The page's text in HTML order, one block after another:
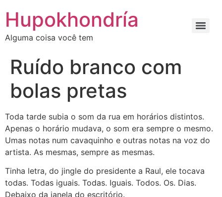
para
conteúdo
Hupokhondría
Alguma coisa você tem
Ruído branco com
bolas pretas
Toda tarde subia o som da rua em horários distintos.
Apenas o horário mudava, o som era sempre o mesmo.
Umas notas num cavaquinho e outras notas na voz do
artista. As mesmas, sempre as mesmas.
Tinha letra, do jingle do presidente a Raul, ele tocava
todas. Todas iguais. Todas. Iguais. Todos. Os. Dias.
Debaixo da janela do escritório.